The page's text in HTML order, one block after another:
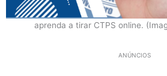
aprenda a tirar CTPS online.
ANÚNCIOS